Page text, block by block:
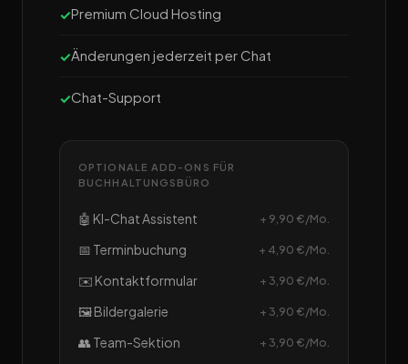
Premium Cloud Hosting
Änderungen jederzeit per Chat
Chat-Support
OPTIONALE ADD-ONS FÜR
BUCHHALTUNGSBÜRO
🤖 KI-Chat Assistent + 9,90 €/Mo.
📅 Terminbuchung + 4,90 €/Mo.
✉️ Kontaktformular + 3,90 €/Mo.
🖼️ Bildergalerie + 3,90 €/Mo.
👥 Team-Sektion + 3,90 €/Mo.